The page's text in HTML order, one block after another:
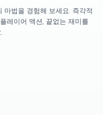
마법을 경험해 보세요. 즉각적
레이어 액션, 끝없는 재미를